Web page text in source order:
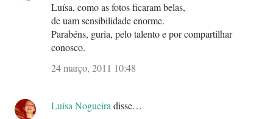
Luísa, como as fotos ficaram belas,
de uam sensibilidade enorme.
Parabéns, guria, pelo talento e por compartilhar
conosco.
24 março, 2011 10:48
Luísa Nogueiradisse…